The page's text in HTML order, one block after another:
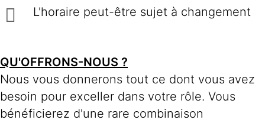
L'horaire peut-être sujet à changement
QU'OFFRONS-NOUS ?
Nous vous donnerons tout ce dont vous avez
besoin pour exceller dans votre rôle. Vous
bénéficierez d'une rare combinaison